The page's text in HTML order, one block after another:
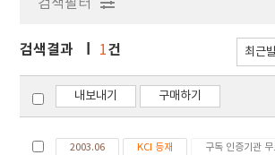
검색필터
검색결과 1건
내보내기 구매하기
2003.06 KCI 등재 구독 인증기관